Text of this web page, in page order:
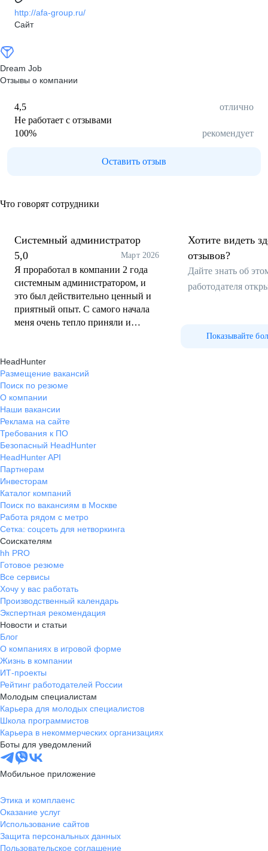
http://afa-group.ru/
Сайт
Dream Job
Отзывы о компании
4,5
отлично
Не работает с отзывами
100% рекомендует
Оставить отзыв
Что говорят сотрудники
Системный администратор
5,0
Март 2026
Я проработал в компании 2 года
системным администратором, и
это был действительно ценный и
приятный опыт. С самого начала
меня очень тепло приняли и
единственным специалистом в
своём направлении, поэтому часто
взаимодействовал с разными
отделами и помогал коллегам
решать возникающие технические
вопросы. Всегда было приятно
видеть, что твоя работа реально
помогает людям и делает их
рабочий день немного проще.
Отдельно хочу отметить
руководство и свой отдел АУП —
лояльное, открытое к диалогу и
готовое поддержать. Когда есть
доверие и уважение со стороны
руководства, работать становится
намного комфортнее.. И особенно
моего IT-руководителя: он всегда
был на связи, помогал советом и
поддержкой. Благодаря его опыту
и готовности делиться знаниями
мне удалось многому научиться и
значительно вырасти как
специалисту. Несмотря на то, что
по рабочим задачам я не всегда
плотно взаимодействовал с
коллективом, у меня остались
очень приятные впечатления и
воспоминания: коллеги
доброжелательные, спокойные,
добрые и всегда уважительно
относятся друг к другу. Благодарен
компании за эти два года,
компании дальнейшего роста,
интересных проектов и успешного
развития!
Хотите видеть
отзывов?
Дайте знать об
работодателя
Показывайте
HeadHunter
Размещение вакансий
Поиск по резюме
О компании
Наши вакансии
Реклама на сайте
Требования к ПО
Безопасный HeadHunter
HeadHunter API
Партнерам
Инвесторам
Каталог компаний
Поиск по вакансиям в Москве
Работа рядом с метро
Сетка: соцсеть для нетворкинга
Соискателям
hh PRO
Готовое резюме
Все сервисы
Хочу у вас работать
Производственный календарь
Экспертная рекомендация
Новости и статьи
Блог
О компаниях в игровой форме
Жизнь в компании
ИТ-проекты
Рейтинг работодателей России
Молодым специалистам
Карьера для молодых специалистов
Школа программистов
Карьера в некоммерческих организациях
Боты для уведомлений
Мобильное приложение
Этика и комплаенс
Оказание услуг
Использование сайтов
Защита персональных данных
Пользовательское соглашение